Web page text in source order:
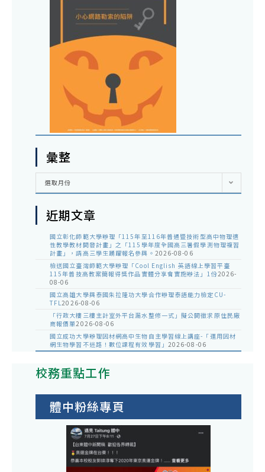
彙整
彙
選取月份
近期文章
國立彰化師範大學辦理「115年至116年普通暨技術型高中物理適
性教學教材開發計畫」之「115學年度全國高三暑假學測物理複習
計畫」，請高三學生踴躍報名參與。 2026-08-06
檢送國立臺灣師範大學辦理「Cool English 英語線上學習平臺
115年普技高教案簡報得獎作品實體分享會實施辦法」1份2026-
08-06
國立高雄大學與泰國朱拉隆功大學合作辦理泰語能力檢定CU-
TFL2026-08-06
「行政大樓三樓主計室外平台漏水整修一式」擬公開徵求原住民廠
商報價單2026-08-06
國立成功大學辦理因材網高中生物自主學習線上講座-「運用因材
網生物學習不迷路！數位課程有效學習」 2026-08-06
校務重點工作
體中粉絲專頁